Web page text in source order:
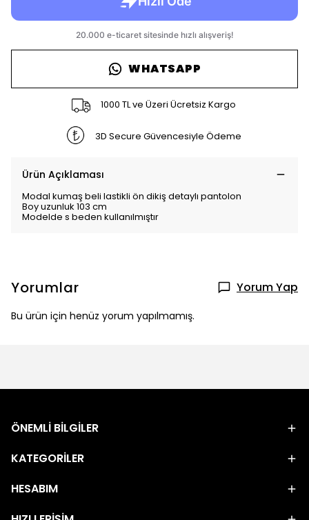
WHATSAPP
1000 TL ve Üzeri Ücretsiz Kargo
3D Secure Güvencesiyle Ödeme
Ürün Açıklaması
Modal kumaş beli lastikli ön dikiş detaylı pantolon
Boy uzunluk 103 cm
Modelde s beden kullanılmıştır
Yorumlar Yorum Yap
Bu ürün için henüz yorum yapılmamış.
ÖNEMLİ BİLGİLER
KATEGORİLER
HESABIM